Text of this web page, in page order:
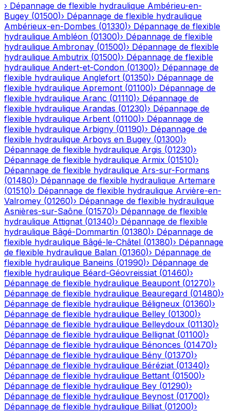
› Dépannage de flexible hydraulique Ambérieu-en-
Bugey (01500)› Dépannage de flexible hydraulique
Ambérieux-en-Dombes (01330)› Dépannage de flexible
hydraulique Ambléon (01300)› Dépannage de flexible
hydraulique Ambronay (01500)› Dépannage de flexible
hydraulique Ambutrix (01500)› Dépannage de flexible
hydraulique Andert-et-Condon (01300)› Dépannage de
flexible hydraulique Anglefort (01350)› Dépannage de
flexible hydraulique Apremont (01100)› Dépannage de
flexible hydraulique Aranc (01110)› Dépannage de
flexible hydraulique Arandas (01230)› Dépannage de
flexible hydraulique Arbent (01100)› Dépannage de
flexible hydraulique Arbigny (01190)› Dépannage de
flexible hydraulique Arboys en Bugey (01300)›
Dépannage de flexible hydraulique Argis (01230)›
Dépannage de flexible hydraulique Armix (01510)›
Dépannage de flexible hydraulique Ars-sur-Formans
(01480)› Dépannage de flexible hydraulique Artemare
(01510)› Dépannage de flexible hydraulique Arvière-en-
Valromey (01260)› Dépannage de flexible hydraulique
Asnières-sur-Saône (01570)› Dépannage de flexible
hydraulique Attignat (01340)› Dépannage de flexible
hydraulique Bâgé-Dommartin (01380)› Dépannage de
flexible hydraulique Bâgé-le-Châtel (01380)› Dépannage
de flexible hydraulique Balan (01360)› Dépannage de
flexible hydraulique Baneins (01990)› Dépannage de
flexible hydraulique Béard-Géovreissiat (01460)›
Dépannage de flexible hydraulique Beaupont (01270)›
Dépannage de flexible hydraulique Beauregard (01480)›
Dépannage de flexible hydraulique Béligneux (01360)›
Dépannage de flexible hydraulique Belley (01300)›
Dépannage de flexible hydraulique Belleydoux (01130)›
Dépannage de flexible hydraulique Bellignat (01100)›
Dépannage de flexible hydraulique Bénonces (01470)›
Dépannage de flexible hydraulique Bény (01370)›
Dépannage de flexible hydraulique Béréziat (01340)›
Dépannage de flexible hydraulique Bettant (01500)›
Dépannage de flexible hydraulique Bey (01290)›
Dépannage de flexible hydraulique Beynost (01700)›
Dépannage de flexible hydraulique Billiat (01200)›